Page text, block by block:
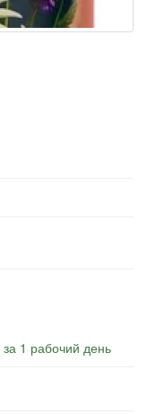
за 1 рабочий день